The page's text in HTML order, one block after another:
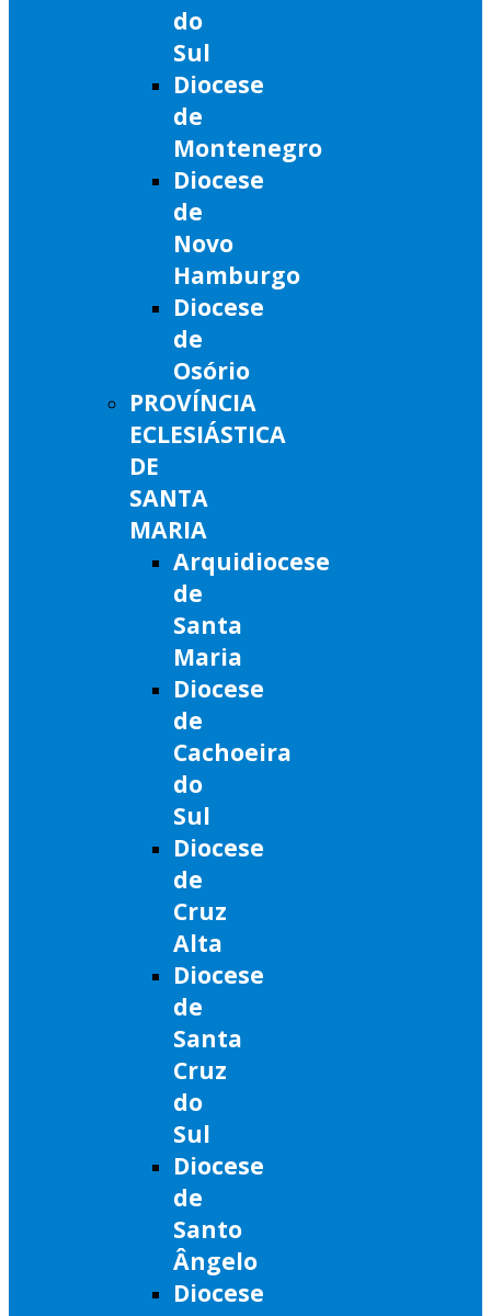
do
Sul
Diocese
de
Montenegro
Diocese
de
Novo
Hamburgo
Diocese
de
Osório
PROVÍNCIA
ECLESIÁSTICA
DE
SANTA
MARIA
Arquidiocese
de
Santa
Maria
Diocese
de
Cachoeira
do
Sul
Diocese
de
Cruz
Alta
Diocese
de
Santa
Cruz
do
Sul
Diocese
de
Santo
Ângelo
Diocese